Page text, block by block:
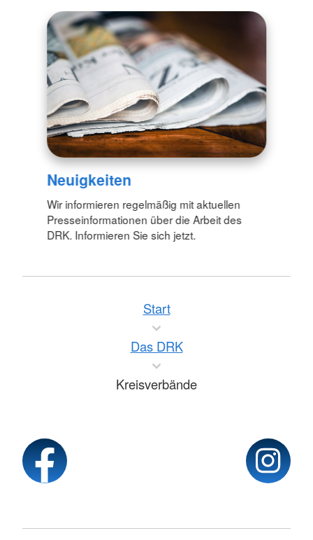
Neuigkeiten
Wir informieren regelmäßig mit aktuellen
Presseinformationen über die Arbeit des
DRK. Informieren Sie sich jetzt.
Start
Das DRK
Kreisverbände